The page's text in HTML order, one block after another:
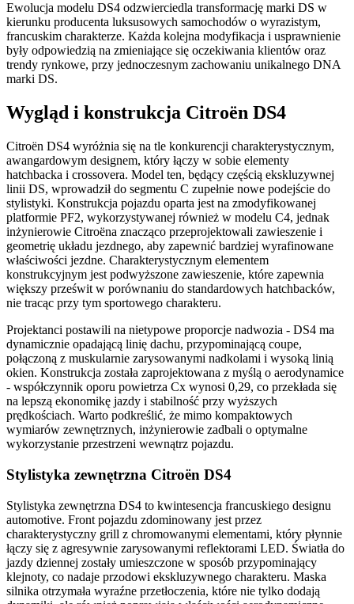
Ewolucja modelu DS4 odzwierciedla transformację marki DS w
kierunku producenta luksusowych samochodów o wyrazistym,
francuskim charakterze. Każda kolejna modyfikacja i usprawnienie
były odpowiedzią na zmieniające się oczekiwania klientów oraz
trendy rynkowe, przy jednoczesnym zachowaniu unikalnego DNA
marki DS.
Wygląd i konstrukcja Citroën DS4
Citroën DS4 wyróżnia się na tle konkurencji charakterystycznym,
awangardowym designem, który łączy w sobie elementy
hatchbacka i crossovera. Model ten, będący częścią ekskluzywnej
linii DS, wprowadził do segmentu C zupełnie nowe podejście do
stylistyki. Konstrukcja pojazdu oparta jest na zmodyfikowanej
platformie PF2, wykorzystywanej również w modelu C4, jednak
inżynierowie Citroëna znacząco przeprojektowali zawieszenie i
geometrię układu jezdnego, aby zapewnić bardziej wyrafinowane
właściwości jezdne. Charakterystycznym elementem
konstrukcyjnym jest podwyższone zawieszenie, które zapewnia
większy prześwit w porównaniu do standardowych hatchbacków,
nie tracąc przy tym sportowego charakteru.
Projektanci postawili na nietypowe proporcje nadwozia - DS4 ma
dynamicznie opadającą linię dachu, przypominającą coupe,
połączoną z muskularnie zarysowanymi nadkolami i wysoką linią
okien. Konstrukcja została zaprojektowana z myślą o aerodynamice
- współczynnik oporu powietrza Cx wynosi 0,29, co przekłada się
na lepszą ekonomikę jazdy i stabilność przy wyższych
prędkościach. Warto podkreślić, że mimo kompaktowych
wymiarów zewnętrznych, inżynierowie zadbali o optymalne
wykorzystanie przestrzeni wewnątrz pojazdu.
Stylistyka zewnętrzna Citroën DS4
Stylistyka zewnętrzna DS4 to kwintesencja francuskiego designu
automotive. Front pojazdu zdominowany jest przez
charakterystyczny grill z chromowanymi elementami, który płynnie
łączy się z agresywnie zarysowanymi reflektorami LED. Światła do
jazdy dziennej zostały umieszczone w sposób przypominający
klejnoty, co nadaje przodowi ekskluzywnego charakteru. Maska
silnika otrzymała wyraźne przetłoczenia, które nie tylko dodają